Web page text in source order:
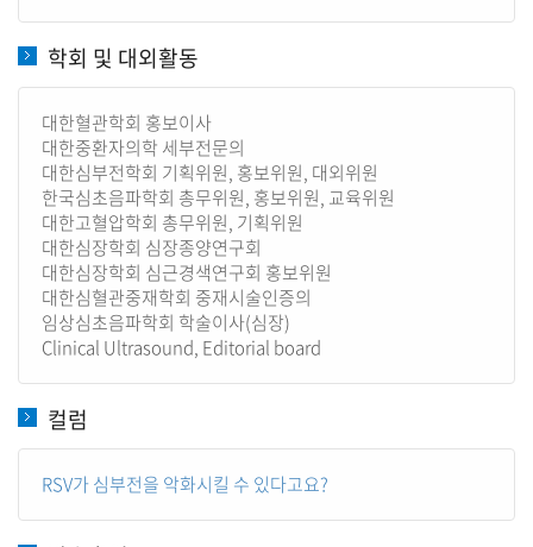
학회 및 대외활동
대한혈관학회 홍보이사
대한중환자의학 세부전문의
대한심부전학회 기획위원, 홍보위원, 대외위원
한국심초음파학회 총무위원, 홍보위원, 교육위원
대한고혈압학회 총무위원, 기획위원
대한심장학회 심장종양연구회
대한심장학회 심근경색연구회 홍보위원
대한심혈관중재학회 중재시술인증의
임상심초음파학회 학술이사(심장)
Clinical Ultrasound, Editorial board
컬럼
RSV가 심부전을 악화시킬 수 있다고요?